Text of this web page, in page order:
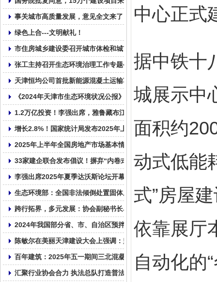
事关城市高质量发展，意见全文来了
绿色上合---文明献礼！
市住房城乡建设委召开城市体检和城市更新规划编制工作动员部署
张工主持召开生态环境治理工作专题会议
天津恒均公司首批新能源混凝土运输车交付使用!
《2024年天津市生态环境状况公报》发布 亮出生态成绩单
1.2万亿投资！李强出席，雅鲁藏布江下游水电工程正式开工！
增长2.8%！国家统计局发布2025年上半年全国固定资产投资统计数
2025年上半年全国房地产市场基本情况
33家建企联合发布倡议！摒弃“内卷式”竞争！
李强出席2025年夏季达沃斯论坛开幕式并致辞
生态环境部：全国非法倾倒处置固体废物专项整治行动启动
跨行拓界，多元发展：协会副秘书长单位天津市鼎华百圣混凝土企
2024年我国部分省、市、自治区预拌混凝土产量统计表
陈敏尔在美丽天津建设大会上强调：坚持走内涵式发展路子，全面
百年建筑：2025年五一期间三北混凝土市场运行情况
汇聚行业协会合力 执法总队打造普法新样本
中心正式
据中铁十
城展示中
面积约
动式低能
式”房屋
依靠展厅
自动化的